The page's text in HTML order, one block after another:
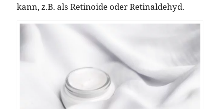
kann, z.B. als Retinoide oder Retinaldehyd.